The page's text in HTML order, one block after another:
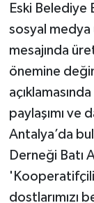
Eski Belediye
sosyal medya
mesajında
önemine
paylaşımı ve
Antalya’da
Derneği Batı
dostlarımızı